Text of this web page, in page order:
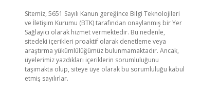
Sitemiz, 5651 Sayılı Kanun gereğince Bilgi Teknolojileri
ve İletişim Kurumu (BTK) tarafından onaylanmış bir Yer
Sağlayıcı olarak hizmet vermektedir. Bu nedenle,
sitedeki içerikleri proaktif olarak denetleme veya
araştırma yükümlülüğümüz bulunmamaktadır. Ancak,
üyelerimiz yazdıkları içeriklerin sorumluluğunu
taşımakta olup, siteye üye olarak bu sorumluluğu kabul
etmiş sayılırlar.